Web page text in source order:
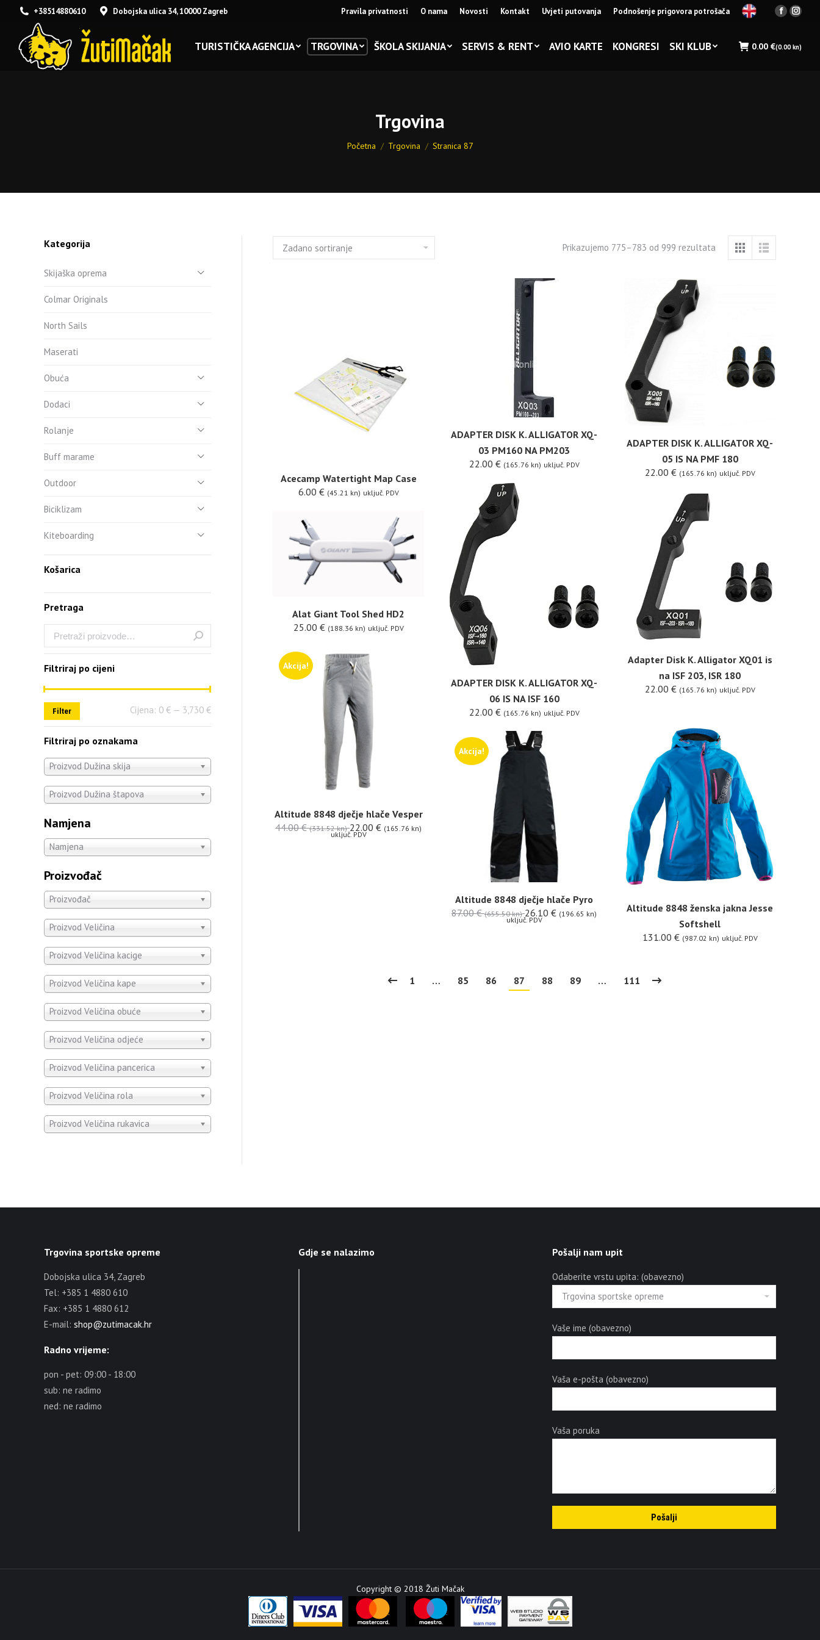
+38514880610 Dobojska ulica 34, 10000 Zagreb Pravila privatnosti O nama Novosti Kontakt Uvjeti putovanja Podnošenje prigovora potrošača
Facebook
in
in
TURISTIČKA AGENCIJA TRGOVINA ŠKOLA SKIJANJA SERVIS & RENT AVIO KARTE KONGRESI SKI KLUB 0.00 €(0.00 kn)
Trgovina
You are here:
Početna Trgovina Stranica 87
Prikazujemo 775–783 od 999 rezultata
Acecamp Watertight Map Case
6.00 € (45.21 kn) uključ. PDV
ADAPTER DISK K. ALLIGATOR XQ-
03 PM160 NA PM203
22.00 € (165.76 kn) uključ. PDV
ADAPTER DISK K. ALLIGATOR XQ-
05 IS NA PMF 180
22.00 € (165.76 kn) uključ. PDV
ADAPTER DISK K. ALLIGATOR XQ-
06 IS NA ISF 160
22.00 € (165.76 kn) uključ. PDV
Adapter Disk K. Alligator XQ01 is
na ISF 203, ISR 180
22.00 € (165.76 kn) uključ. PDV
Alat Giant Tool Shed HD2
25.00 € (188.36 kn) uključ. PDV
Akcija!
Altitude 8848 dječje hlače Vesper
44.00€ (331.52 kn) 22.00 € (165.76 kn)
uključ. PDV
Altitude 8848 ženska jakna Jesse
Softshell
131.00 € (987.02 kn) uključ. PDV
Akcija!
Altitude 8848 dječje hlače Pyro
87.00€ (655.50 kn) 26.10 € (196.65 kn)
uključ. PDV
1 … 85 86 87 88 89 … 111
Kategorija
Skijaška oprema
Colmar Originals
North Sails
Maserati
Obuća
Dodaci
Rolanje
Buff marame
Outdoor
Biciklizam
Kiteboarding
Košarica
Pretraga
Filtriraj po cijeni
Filter Cijena: 0 € — 3,730 €
Filtriraj po oznakama
Proizvod Dužina skija
Proizvod Dužina štapova
Namjena
Namjena
Proizvođač
Proizvođač
Proizvod Veličina
Proizvod Veličina kacige
Proizvod Veličina kape
Proizvod Veličina obuće
Proizvod Veličina odjeće
Proizvod Veličina pancerica
Proizvod Veličina rola
Proizvod Veličina rukavica
Trgovina sportske opreme
Dobojska ulica 34, Zagreb
Tel: +385 1 4880 610
Fax: +385 1 4880 612
E-mail: shop@zutimacak.hr
Radno vrijeme:
pon - pet: 09:00 - 18:00
sub: ne radimo
ned: ne radimo
Gdje se nalazimo Pošalji nam upit
Odaberite vrstu upita: (obavezno)
Vaše ime (obavezno)
Vaša e-pošta (obavezno)
Vaša poruka
Copyright © 2018 Žuti Mačak